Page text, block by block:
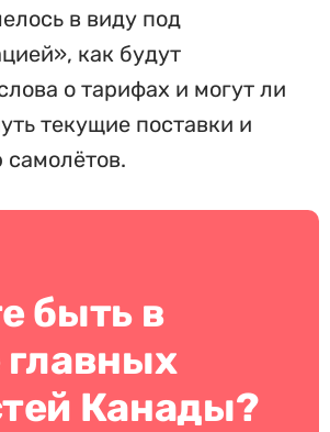
в виду под
как будут
о тарифах и могут ли
текущие поставки и
быть в
главных
Канады?